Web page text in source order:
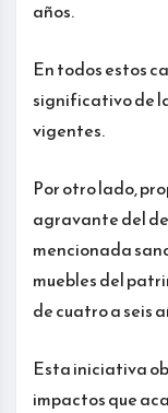
años.
En todos estos
significativo de
vigentes.
Por otro lado,
agravante del
mencionada
muebles del
de cuatro a seis
Esta iniciativa
impactos que